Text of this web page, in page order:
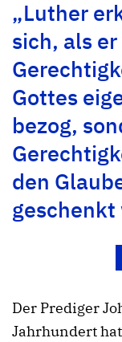
„Luther
sich, als
Gottes
bezog,
den
geschenkt
Der Prediger
Jahrhundert